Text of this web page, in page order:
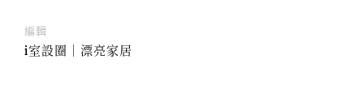
編輯
i室設圈│漂亮家居